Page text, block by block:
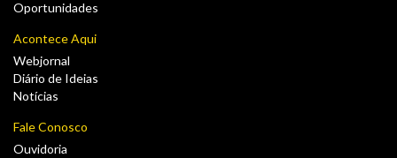
Oportunidades
Acontece Aqui
Webjornal
Diário de Ideias
Notícias
Fale Conosco
Ouvidoria